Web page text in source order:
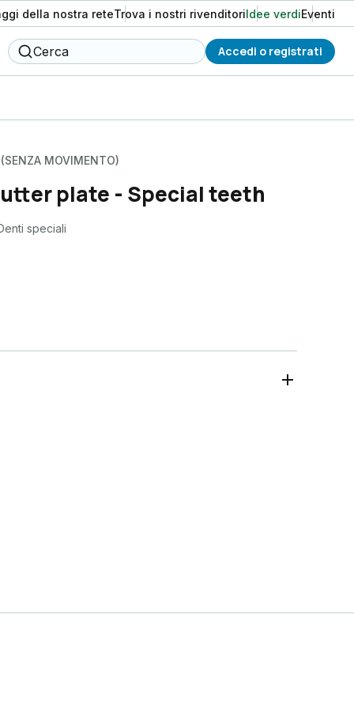
della nostra reteTrova i nostri rivenditoriIdee verdiEventi
Cerca Accedi o registrati
MOVIMENTO)
plate - Special teeth
speciali